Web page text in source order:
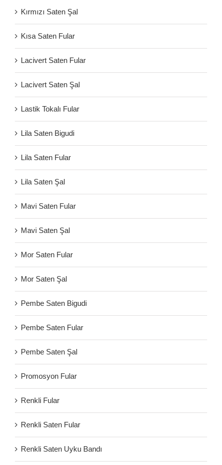
Kırmızı Saten Şal
Kısa Saten Fular
Lacivert Saten Fular
Lacivert Saten Şal
Lastik Tokalı Fular
Lila Saten Bigudi
Lila Saten Fular
Lila Saten Şal
Mavi Saten Fular
Mavi Saten Şal
Mor Saten Fular
Mor Saten Şal
Pembe Saten Bigudi
Pembe Saten Fular
Pembe Saten Şal
Promosyon Fular
Renkli Fular
Renkli Saten Fular
Renkli Saten Uyku Bandı